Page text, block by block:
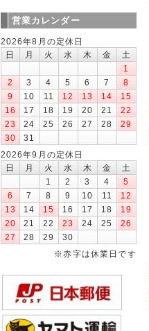
営業カレンダー
2026年8月の定休日
日
月 火 水 木 金
土
1
2
3 4 5 6 7
8
9
10 11 12 13 14
15
16
17 18 19 20 21
22
23
24 25 26 27 28
29
30
31
2026年9月の定休日
日
月 火 水 木 金
土
1
2 3 4
5
6
7 8 9 10 11
12
13
14 15 16 17 18
19
20
21 22 23 24 25
26
27
28 29
30
※赤字は休業日です